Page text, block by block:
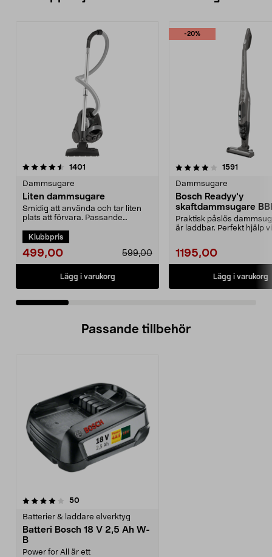
1401
Dammsugare
Liten dammsugare
Smidig att använda och tar liten
plats att förvara. Passande
Klubbpris
499,00 599,00
Lägg i varukorg
-20%
4.0 av 5 stjärnor 1591
Dammsugare
Bosch Readyy'y
skaftdammsugare
14,4 V
Praktisk påslös
är laddbar. Perfekt hjälp
1195,00
Lägg i varukorg
4.5 av 5 stjärnor
Passande tillbehör
50recensioner
Batterier & laddare elverktyg
Batteri Bosch 18 V 2,5 Ah W-
B
Power for All är ett